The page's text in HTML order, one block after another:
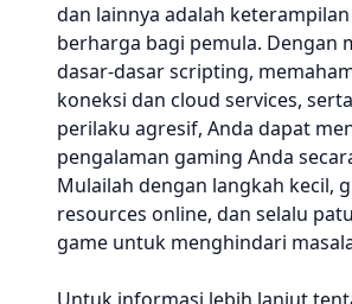
dan lainnya adalah
berharga bagi pemula. Dengan
dasar-dasar scripting,
koneksi dan cloud services,
perilaku agresif, Anda dapat
pengalaman gaming Anda
Mulailah dengan langkah kecil,
resources online, dan selalu
game untuk menghindari